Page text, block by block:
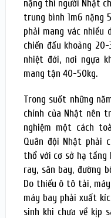
nặng thì người Nhật
trung bình 1m6 nặng
phải mang vác
chiến đấu khoảng
nhiệt đới, nơi ngựa
mang tận 40-50kg.
Trong suốt những
chính của Nhật nên
nghiệm một cách
Quân đội Nhật phải
thổ với cơ sở hạ tầng
ray, sân bay, đường
Do thiếu ô tô tải,
máy bay phải xuất
sinh khi chưa về kịp